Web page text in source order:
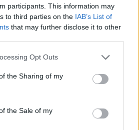
participants. This information may
to third parties on the IAB’s List of
that may further disclose it to other
Opt Outs
the Sharing of my
the Sale of my
mit Baiserhaube